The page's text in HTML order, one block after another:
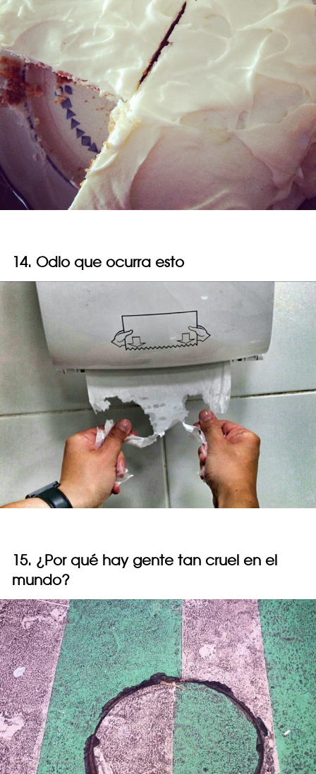
14. Odio que ocurra esto
15. ¿Por qué hay gente tan cruel en el
mundo?